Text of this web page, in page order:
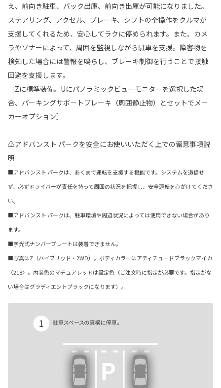
え、前向き駐車、バック出庫、前向き出庫が可能になりました。
ステアリング、アクセル、ブレーキ、シフトの全操作をクルマが
支援してくれるため、安心してラクに停められます。また、カメ
ラやソナーによって、周囲を監視しながら駐車を支援。障害物を
検知した場合には警報を鳴らし、ブレーキ制御を行うことで接触
回避を支援します。
［Zに標準装備。Uにパノラミックビューモニターを選択した場
合、パーキングサポートブレーキ（周囲静止物）とセットでメー
カーオプション］
⚠アドバンスト パークを安全にお使いいただく上での留意事項説
明
■アドバンスト パークは、あくまで運転を支援する機能です。システムを過信せ
ず、必ずドライバーが責任を持って周囲の状況を把握し、安全運転を心がけてくださ
い。
■アドバンスト パークは、駐車環境や周辺状況によっては使用できない場合があり
ます。
■字光式ナンバープレートは装着できません。
■写真はZ（ハイブリッド・2WD）。ボディカラーはアティチュードブラックマイカ
〈218〉。内装色のマチュアレッドは設定色（ご注文時に指定が必要です。指定がな
い場合はグラディエントブラックになります）。